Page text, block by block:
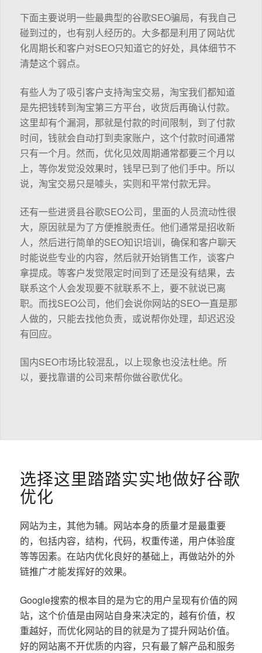
下面主要说明一些最典型的谷歌SEO骗局，有我自己
碰到过的，也有别人经历的。大多都是利用了网站优
化周期长和客户对SEO只知道它的好处，具体细节不
清楚这个弱点。
有些人为了吸引客户支持淘宝交易，淘宝我们都知道
是先把钱转到淘宝第三方平台，收货后再确认付款。
这里却有个漏洞，那就是付款的时间限制，到了付款
时间，钱就会自动打到卖家账户，这个付款时间通常
只有一个月。然而，优化见效周期通常都要三个月以
上，等你发觉没效果时，钱早已到了他们手中。所以
说，淘宝交易只是噱头，实则和平常付款无异。
还有一些进贤县谷歌SEO公司，里面的人员流动性很
大，原因就是为了方便推脱责任。他们通常是招收新
人，然后进行简单的SEO知识培训，确保和客户聊天
时能说些专业的内容，然后就开始销售工作，谈客户
拿提成。等客户发觉限定时间到了还是没有结果，去
联系这个人会发现要不就联系不上，要不就说已离
职。而找SEO公司，他们会说你网站的SEO一直是那
人做的，只能去找他负责，或说帮你处理，却迟迟没
有回应。
国内SEO市场比较混乱，以上现象也没法杜绝。所
以，要找靠谱的公司来帮你做谷歌优化。
选择这里踏踏实实地做好谷歌
优化
网站为主，其他为辅。网站本身的质量才是最重要
的，包括内容，结构，代码，权重传递，用户体验度
等等因素。在站内优化良好的基础上，再做站外的外
链推广才能发挥好的效果。
Google搜索的根本目的是为它的用户呈现有价值的网
站，这个价值是由网站自身来决定的，越有价值，权
重越好，而优化网站的目的就是为了提升网站价值。
好的网站离不开优质的内容，只有最了解产品和服务